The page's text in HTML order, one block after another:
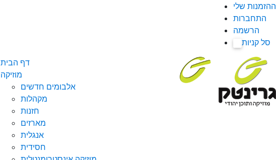
ההזמנות שלי
התחברות
הרשמה
סל קניות
דף הבית
מוזיקה
אלבומים חדשים
מקהלות
חזנות
מארזים
אנגלית
חסידית